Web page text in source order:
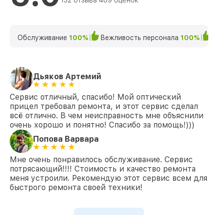
Обслуживание 100% Вежливость персонала 100%
Дьяков Артемий
Сервис отличный, спасибо! Мой оптический
прицел требовал ремонта, и этот сервис сделал
всё отлично. В чем неисправность мне объяснили
очень хорошо и понятно! Спасибо за помощь!)))
Попова Варвара
Мне очень понравилось обслуживание. Сервис
потрясающий!!!! Стоимость и качество ремонта
меня устроили. Рекомендую этот сервис всем для
быстрого ремонта своей техники!